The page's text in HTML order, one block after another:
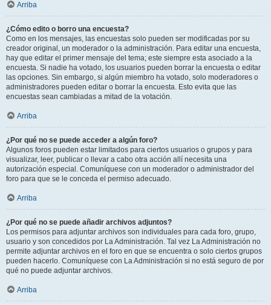
Arriba
¿Cómo edito o borro una encuesta?
Como en los mensajes, las encuestas solo pueden ser modificadas por su
creador original, un moderador o la administración. Para editar una encuesta,
hay que editar el primer mensaje del tema; este siempre esta asociado a la
encuesta. Si nadie ha votado, los usuarios pueden borrar la encuesta o editar
las opciones. Sin embargo, si algún miembro ha votado, solo moderadores o
administradores pueden editar o borrar la encuesta. Esto evita que las
encuestas sean cambiadas a mitad de la votación.
Arriba
¿Por qué no se puede acceder a algún foro?
Algunos foros pueden estar limitados para ciertos usuarios o grupos y para
visualizar, leer, publicar o llevar a cabo otra acción allí necesita una
autorización especial. Comuníquese con un moderador o administrador del
foro para que se le conceda el permiso adecuado.
Arriba
¿Por qué no se puede añadir archivos adjuntos?
Los permisos para adjuntar archivos son individuales para cada foro, grupo,
usuario y son concedidos por La Administración. Tal vez La Administración no
permite adjuntar archivos en el foro en que se encuentra o solo ciertos grupos
pueden hacerlo. Comuníquese con La Administración si no está seguro de por
qué no puede adjuntar archivos.
Arriba